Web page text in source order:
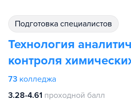
подготовка специалистов
Технология
контроля
73 колледжа
3.28-4.61 проходной балл